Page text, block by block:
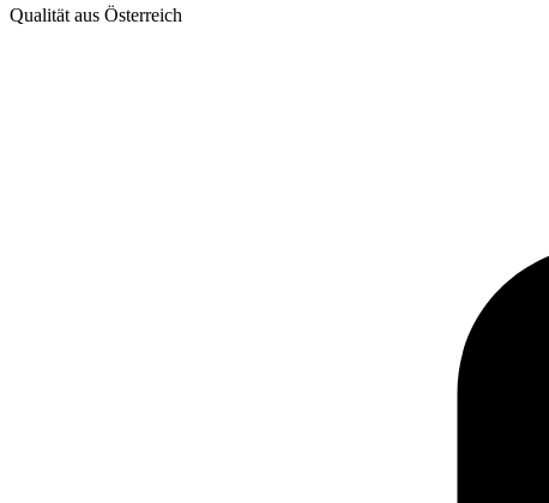
Qualität aus Österreich